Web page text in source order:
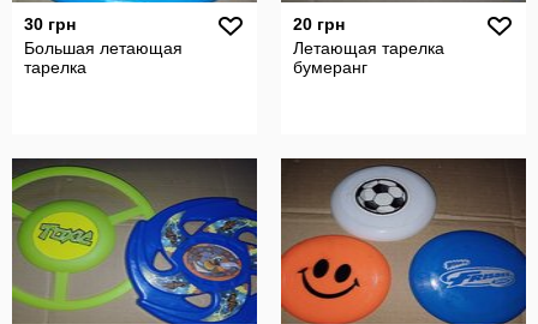
30 грн
Большая летающая
тарелка
20 грн
Летающая тарелка
бумеранг